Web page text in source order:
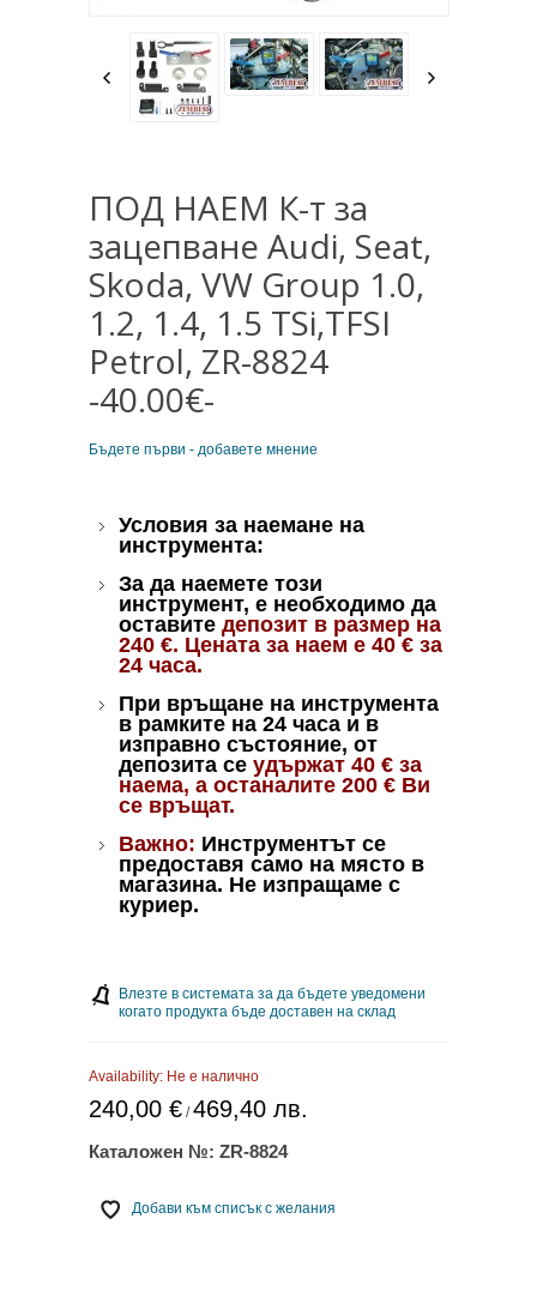
ПОД НАЕМ К-т за
зацепване Audi, Seat,
Skoda, VW Group 1.0,
1.2, 1.4, 1.5 TSi,TFSI
Petrol, ZR-8824
-40.00€-
Бъдете първи - добавете мнение
Условия за наемане на
инструмента:
За да наемете този
инструмент, е необходимо да
оставите депозит в размер на
240 €. Цената за наем е 40 €за
24 часа.
При връщане на инструмента
в рамките на 24 часа и в
изправно състояние, от
депозита се удържат 40 €за
наема, а останалите 200 € Ви
се връщат.
Важно: Инструментът се
предоставя само на място в
магазина. Не изпращаме с
куриер.
Влезте в системата за да бъдете уведомени
когато продукта бъде доставен на склад
Availability: Не е налично
240,00 €/469,40 лв.
Каталожен №: ZR-8824
Добави към списък с желания